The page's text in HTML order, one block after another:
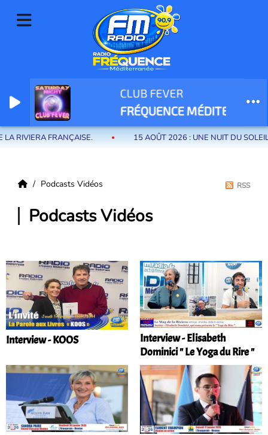
Radio Fréquence Méditerranée la radio de menton et des communes de
la riviera française
CLUB FEVER
FRÉQUENCE MÉDITERRANÉE
15 AOÛT 2026 : UNE NUIT DU SOLEIL
Podcasts Vidéos
Podcasts Vidéos
RSS
Interview - KOOS
Interview - Elisabeth
Dominici " Le Yoga du Rire "